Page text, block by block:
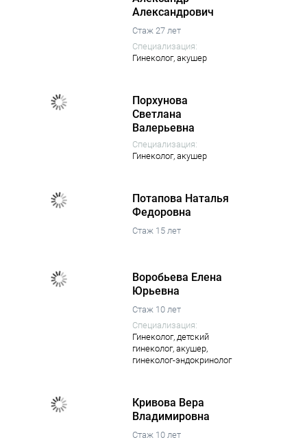
Александрович
Стаж 27 лет
Специализация:
Гинеколог, акушер
Порхунова
Светлана
Валерьевна
Специализация:
Гинеколог, акушер
Потапова Наталья
Федоровна
Стаж 15 лет
Воробьева Елена
Юрьевна
Стаж 10 лет
Специализация:
Гинеколог, детский
гинеколог, акушер,
гинеколог-эндокринолог
Кривова Вера
Владимировна
Стаж 10 лет